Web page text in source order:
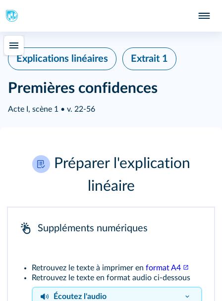
Explications linéaires Extrait 1
Premières confidences
Acte I, scène 1 • v. 22-56
Préparer l'explication
linéaire
Suppléments numériques
Retrouvez le texte à imprimer en format A4
Retrouvez le texte en format audio ci-dessous
Écoutez l'audio